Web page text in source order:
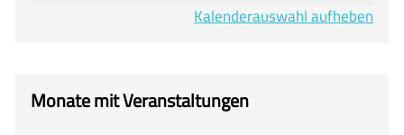
Unter-, Mittel und Oberstufe
itslearning
Kalenderauswahl aufheben
Monate mit Veranstaltungen